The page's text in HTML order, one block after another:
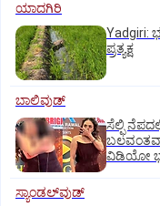
ಯಾದಗಿರಿ
Yadgiri:
ಪ್ರತ್ಯಕ್ಷ
ಬಾಲಿವುಡ್‌
ಸೆಲ್ಫಿ
ವಿಡಿಯೋ
ಸ್ಯಾಂಡಲ್‌ವುಡ್‌